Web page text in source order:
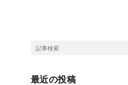
最近の投稿